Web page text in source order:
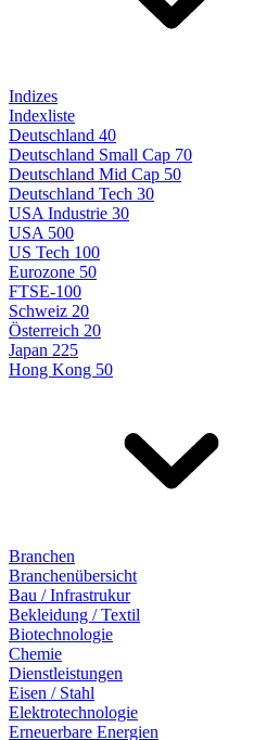
Indizes
Indexliste
Deutschland 40
Deutschland Small Cap 70
Deutschland Mid Cap 50
Deutschland Tech 30
USA Industrie 30
USA 500
US Tech 100
Eurozone 50
FTSE-100
Schweiz 20
Österreich 20
Japan 225
Hong Kong 50
Branchen
Branchenübersicht
Bau / Infrastrukur
Bekleidung / Textil
Biotechnologie
Chemie
Dienstleistungen
Eisen / Stahl
Elektrotechnologie
Erneuerbare Energien